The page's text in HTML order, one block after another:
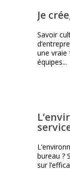
Je
Savoir
une vraie
équipes...
bureau ?
sur